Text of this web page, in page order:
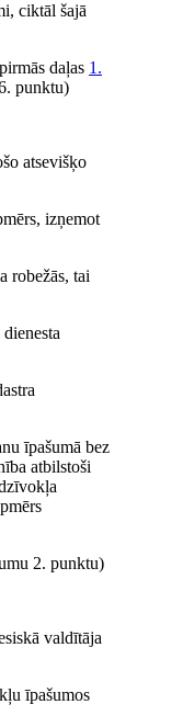
ciktāl šajā
daļas 1.
punktu)
atsevišķo
izņemot
robežās, tai
īpašumā bez
atbilstoši
2. punktu)
valdītāja
īpašumos